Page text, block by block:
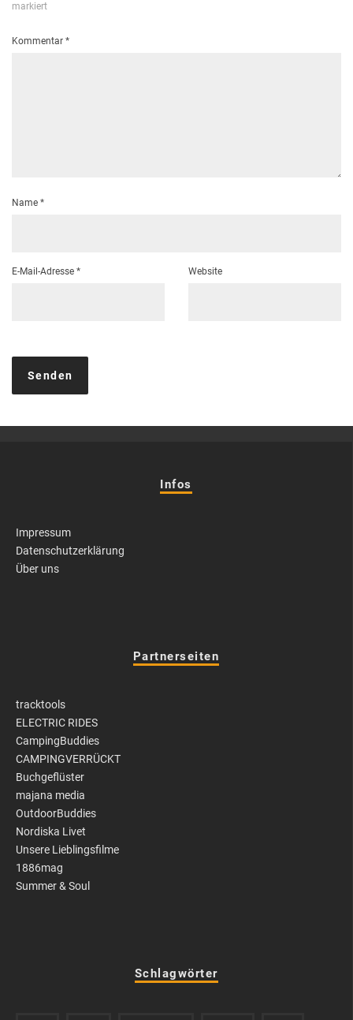
markiert
Kommentar *
Name *
E-Mail-Adresse * Website
Infos
Impressum
Datenschutzerklärung
Über uns
Partnerseiten
tracktools
ELECTRIC RIDES
CampingBuddies
CAMPINGVERRÜCKT
Buchgeflüster
majana media
OutdoorBuddies
Nordiska Livet
Unsere Lieblingsfilme
1886mag
Summer & Soul
Schlagwörter